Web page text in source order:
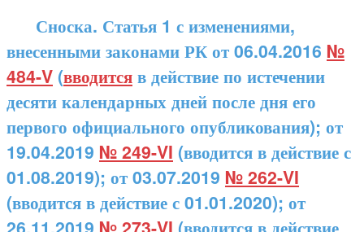
Сноска. Статья 1 с изменениями,
внесенными законами РК от 06.04.2016 №
484-V (вводитсяв действие по истечении
десяти календарных дней после дня его
первого официального опубликования); от
19.04.2019 № 249-VI (вводится в действие с
01.08.2019); от 03.07.2019 № 262-VI
(вводится в действие с 01.01.2020); от